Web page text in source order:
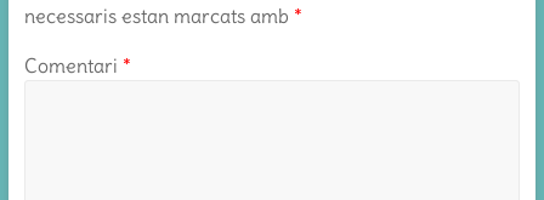
necessaris estan marcats amb *
Comentari *